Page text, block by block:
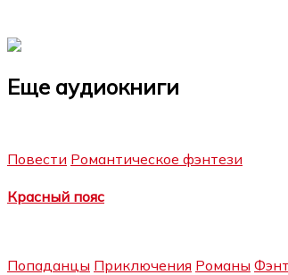
Еще аудиокниги
Повести Романтическое фэнтези
Красный пояс
Попаданцы Приключения Романы